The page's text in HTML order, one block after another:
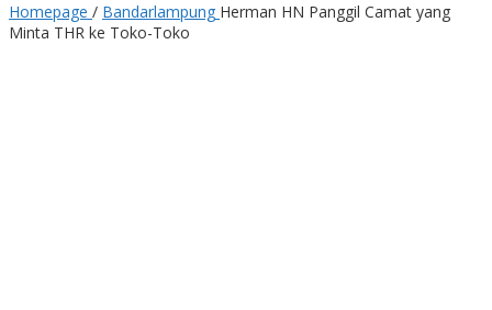
Homepage / Bandarlampung Herman HN Panggil Camat yang
Minta THR ke Toko-Toko